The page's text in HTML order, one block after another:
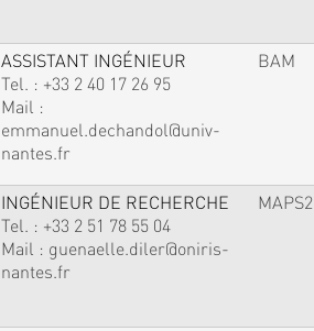
ASSISTANT INGÉNIEUR
Tel. : +33 2 40 17 26 95
Mail :
emmanuel.dechandol@univ-
nantes.fr
BAM
INGÉNIEUR DE RECHERCHE
Tel. : +33 2 51 78 55 04
Mail : guenaelle.diler@oniris-
nantes.fr
MAPS2